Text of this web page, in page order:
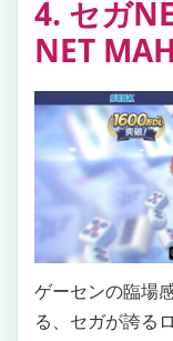
4. セガ
NET
ゲーセンの臨場
る、セガが誇る